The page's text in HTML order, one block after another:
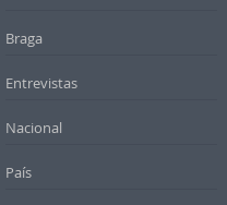
Braga
Entrevistas
Nacional
País